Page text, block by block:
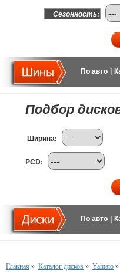
Сезонность:
По авто
Подбор
Ширина:
PCD:
По авто
Главная » Каталог дисков » Yamato »